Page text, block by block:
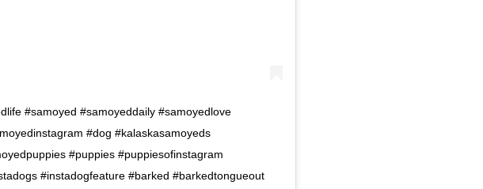
#samoyed #samoyeddaily #samoyedlove
#dog #kalaskasamoyeds
#puppies #puppiesofinstagram
#instadogfeature #barked #barkedtongueout